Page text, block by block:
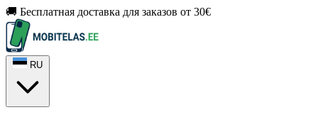
🚚 Бесплатная доставка для заказов от 30€
RU